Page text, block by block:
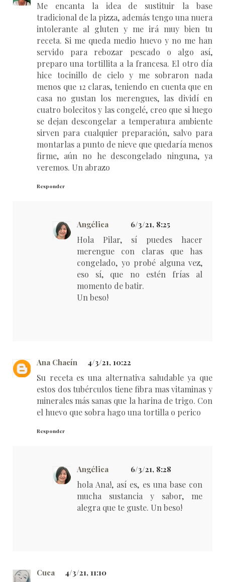
Me encanta la idea de sustituir la base
tradicional de la pizza, además tengo una nuera
intolerante al gluten y me irá muy bien tu
receta. Si me queda medio huevo y no me han
servido para rebozar pescado o algo así,
preparo una tortillita a la francesa. El otro día
hice tocinillo de cielo y me sobraron nada
menos que 12 claras, teniendo en cuenta que en
casa no gustan los merengues, las dividí en
cuatro bolecitos y las congelé, creo que si luego
se dejan descongelar a temperatura ambiente
sirven para cualquier preparación, salvo para
montarlas a punto de nieve que quedaría menos
firme, aún no he descongelado ninguna, ya
veremos. Un abrazo
Responder
Angélica 6/3/21, 8:25
Hola Pilar, sí puedes hacer
merengue con claras que has
congelado, yo probé alguna vez,
eso sí, que no estén frías al
momento de batir.
Un beso!
Ana Chacín 4/3/21, 10:22
Su receta es una alternativa saludable ya que
estos dos tubérculos tiene fibra mas vitaminas y
minerales más sanas que la harina de trigo. Con
el huevo que sobra hago una tortilla o perico
Responder
Angélica 6/3/21, 8:28
hola Ana!, así es, es una base con
mucha sustancia y sabor, me
alegra que te guste. Un beso!
Cuca 4/3/21, 11:10